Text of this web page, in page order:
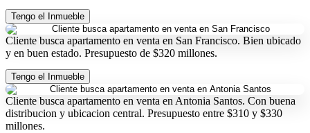
Tengo el Inmueble
Cliente busca apartamento en venta en San Francisco. Bien ubicado
y en buen estado. Presupuesto de $320 millones.
Tengo el Inmueble
Cliente busca apartamento en venta en Antonia Santos. Con buena
distribucion y ubicacion central. Presupuesto entre $310 y $330
millones.